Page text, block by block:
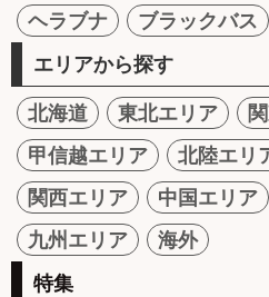
ヘラブナ
ブラックバス
エリアから探す
北海道 東北エリア
甲信越エリア
北陸エリ
関西エリア
中国エリア
九州エリア
海外
特集